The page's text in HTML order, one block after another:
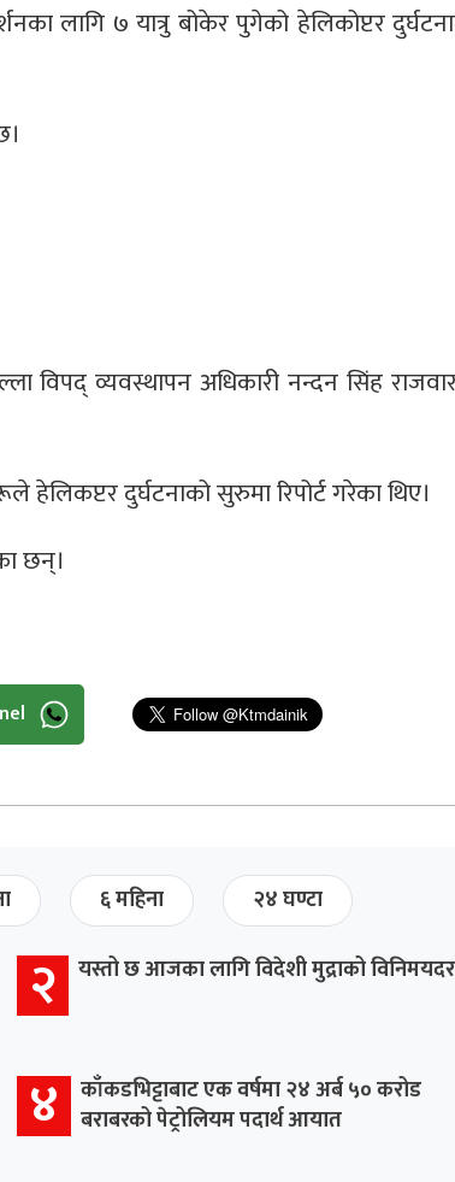
लागि ७ यात्रु बोकेर पुगेको हेलिकोप्टर
विपद् व्यवस्थापन अधिकारी नन्दन सिंह
दुर्घटनाको सुरुमा रिपोर्ट गरेका थिए।
छन्।
६ महिना २४ घण्टा
२ यस्तो छ आजका लागि विदेशी मुद्राको विनिमयदर
४ काँकडभिट्टाबाट एक वर्षमा २४ अर्ब ५० करोड
बराबरको पेट्रोलियम पदार्थ आयात